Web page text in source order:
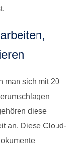
man sich mit 20
diese
an. Diese Cloud-